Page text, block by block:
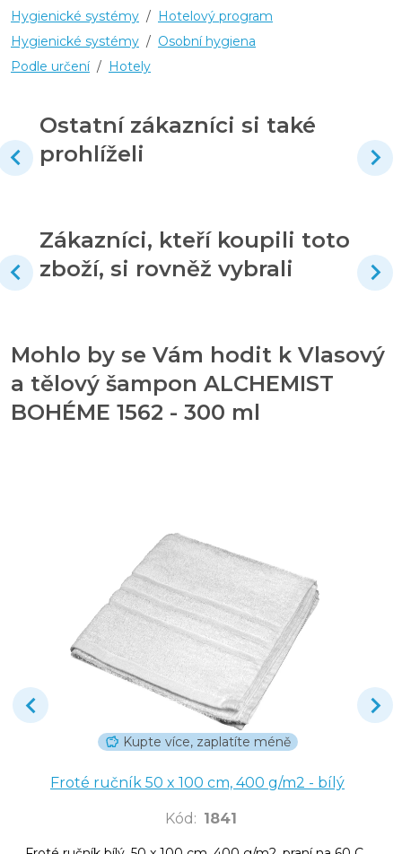
Hygienické systémy / Hotelový program
Hygienické systémy / Osobní hygiena
Podle určení / Hotely
Ostatní zákazníci si také
prohlíželi
Zákazníci, kteří koupili toto
zboží, si rovněž vybrali
Mohlo by se Vám hodit k Vlasový
a tělový šampon ALCHEMIST
BOHÉME 1562 - 300 ml
Kupte více, zaplatíte méně
Froté ručník 50 x 100 cm, 400 g/m2 - bílý
Kód : 1841